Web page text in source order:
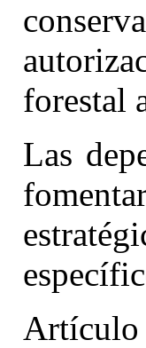
forestal
Las
Artículo